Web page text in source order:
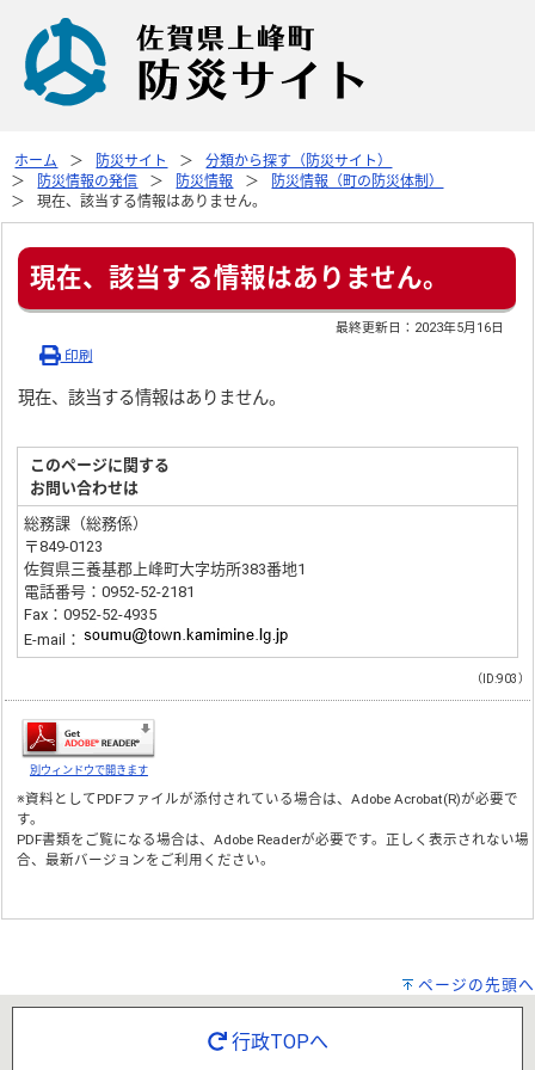
ホーム 防災サイト
分類から探す（防災サイト）
防災情報の発信
防災情報
防災情報（町の防災体制）
現在、該当する情報はありません。
現在、該当する情報はありません。
最終更新日： 2023年5月16日
印刷
現在、該当する情報はありません。
このページに関する
お問い合わせは
総務課（総務係）
〒849-0123
佐賀県三養基郡上峰町大字坊所383番地1
電話番号：0952-52-2181
Fax：0952-52-4935
E-mail：
（ID:903）
別ウィンドウで開きます
※資料としてPDFファイルが添付されている場合は、Adobe Acrobat(R)が必要で
す。
PDF書類をご覧になる場合は、Adobe Readerが必要です。正しく表示されない場
合、最新バージョンをご利用ください。
ページの先頭へ
行政TOPへ